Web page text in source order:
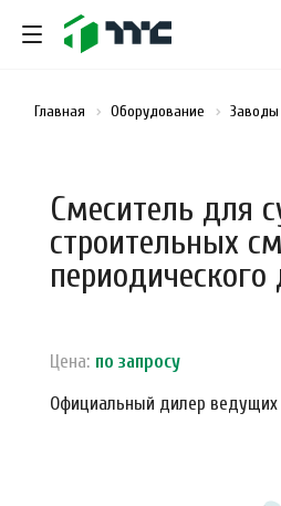
Главная Оборудование Заводы
Смеситель для
строительных
периодического
Цена: по запросу
Официальный дилер ведущих